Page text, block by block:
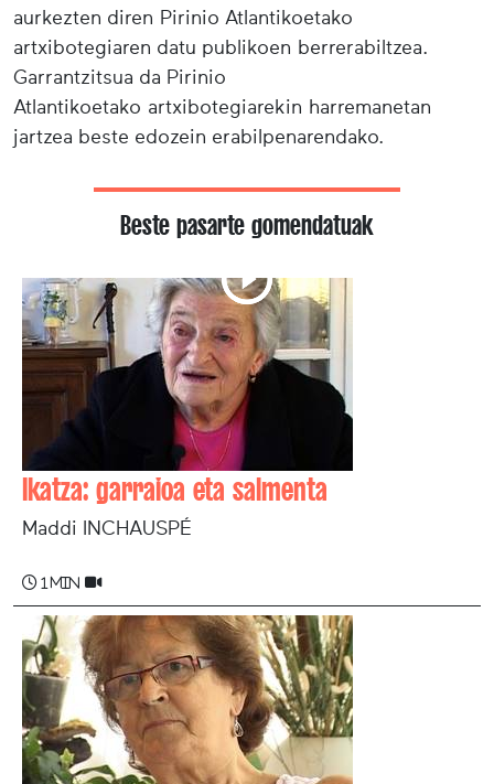
aurkezten diren Pirinio Atlantikoetako
artxibotegiaren datu publikoen berrerabiltzea.
Garrantzitsua da Pirinio
Atlantikoetako artxibotegiarekin harremanetan
jartzea beste edozein erabilpenarendako.
Beste pasarte gomendatuak
Ikatza: garraioa eta salmenta
Maddi INCHAUSPÉ
1 min